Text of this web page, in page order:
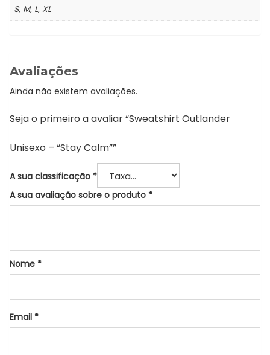
S, M, L, XL
Avaliações
Ainda não existem avaliações.
Seja o primeiro a avaliar “Sweatshirt Outlander
Unisexo – “Stay Calm””
A sua classificação *
A sua avaliação sobre o produto *
Nome *
Email *